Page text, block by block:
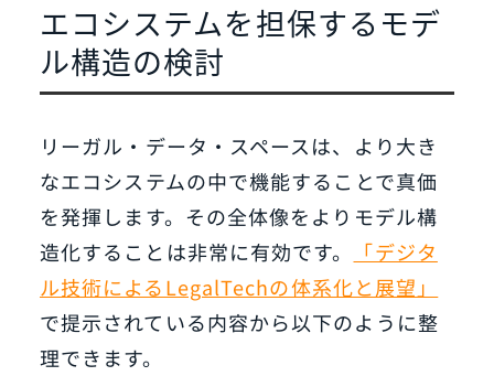
エコシステムを担保するモデ
ル構造の検討
リーガル・データ・スペースは、より大き
なエコシステムの中で機能することで真価
を発揮します。その全体像をよりモデル構
造化することは非常に有効です。 「デジタ
ル技術によるLegalTechの体系化と展望」
で提示されている内容から以下のように整
理できます。